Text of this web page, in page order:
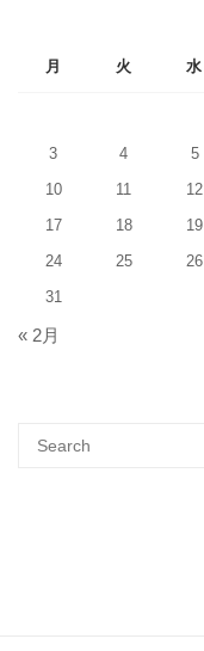
月 火 水
3
4 5
10
11 12
17
18 19
24
25 26
31
« 2月